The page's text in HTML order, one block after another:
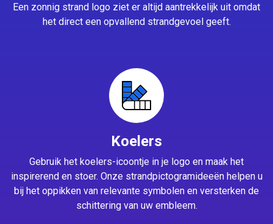
Een zonnig strand logo ziet er altijd aantrekkelijk uit omdat
het direct een opvallend strandgevoel geeft.
Koelers
Gebruik het koelers-icoontje in je logo en maak het
inspirerend en stoer. Onze strandpictogramideeën helpen u
bij het oppikken van relevante symbolen en versterken de
schittering van uw embleem.